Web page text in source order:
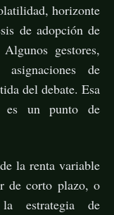
horizonte
de adopción de
gestores,
de
del debate. Esa
es un punto de
la renta variable
de corto plazo, o
estrategia de